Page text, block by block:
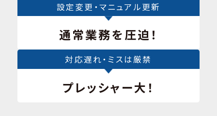
設定変更・マニュアル更新
通常業務を圧迫！
対応遅れ・ミスは厳禁
プレッシャー大！